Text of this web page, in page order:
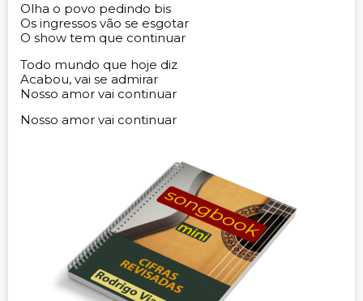
Olha o povo pedindo bis
Os ingressos vão se esgotar
O show tem que continuar
Todo mundo que hoje diz
Acabou, vai se admirar
Nosso amor vai continuar
Nosso amor vai continuar